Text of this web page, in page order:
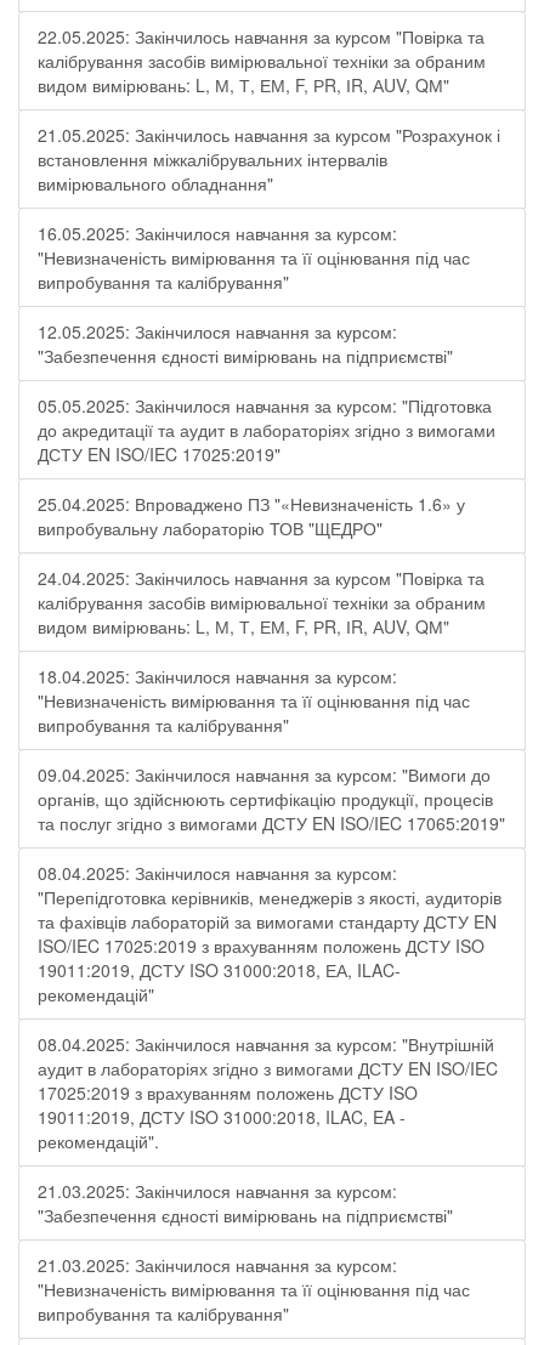
22.05.2025: Закінчилось навчання за курсом "Повірка та
калібрування засобів вимірювальної техніки за обраним
видом вимірювань: L, М, Т, ЕМ, F, РR, ІR, АUV, QМ"
21.05.2025: Закінчилось навчання за курсом "Розрахунок і
встановлення міжкалібрувальних інтервалів
вимірювального обладнання"
16.05.2025: Закінчилося навчання за курсом:
"Невизначеність вимірювання та її оцінювання під час
випробування та калібрування"
12.05.2025: Закінчилося навчання за курсом:
"Забезпечення єдності вимірювань на підприємстві"
05.05.2025: Закінчилося навчання за курсом: "Підготовка
до акредитації та аудит в лабораторіях згідно з вимогами
ДСТУ EN ISO/IEC 17025:2019"
25.04.2025: Впроваджено ПЗ "«Невизначеність 1.6» у
випробувальну лабораторію ТОВ "ЩЕДРО"
24.04.2025: Закінчилось навчання за курсом "Повірка та
калібрування засобів вимірювальної техніки за обраним
видом вимірювань: L, М, Т, ЕМ, F, РR, ІR, АUV, QМ"
18.04.2025: Закінчилося навчання за курсом:
"Невизначеність вимірювання та її оцінювання під час
випробування та калібрування"
09.04.2025: Закінчилося навчання за курсом: "Вимоги до
органів, що здійснюють сертифікацію продукції, процесів
та послуг згідно з вимогами ДСТУ EN ISO/IEC 17065:2019"
08.04.2025: Закінчилося навчання за курсом:
"Перепідготовка керівників, менеджерів з якості, аудиторів
та фахівців лабораторій за вимогами стандарту ДСТУ EN
ISO/IEC 17025:2019 з врахуванням положень ДСТУ ISO
19011:2019, ДСТУ ISO 31000:2018, ЕА, ILAC-
рекомендацій"
08.04.2025: Закінчилося навчання за курсом: "Внутрішній
аудит в лабораторіях згідно з вимогами ДСТУ EN ISO/IEC
17025:2019 з врахуванням положень ДСТУ ISO
19011:2019, ДСТУ ISO 31000:2018, ILAC, EA -
рекомендацій".
21.03.2025: Закінчилося навчання за курсом:
"Забезпечення єдності вимірювань на підприємстві"
21.03.2025: Закінчилося навчання за курсом:
"Невизначеність вимірювання та її оцінювання під час
випробування та калібрування"